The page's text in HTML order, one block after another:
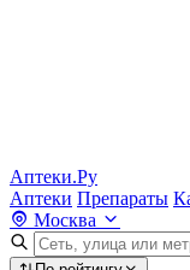
Аптеки.Ру
Аптеки Препараты
Москва